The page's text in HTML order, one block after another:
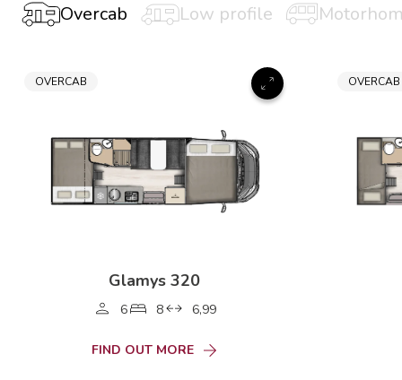
Overcab Low profile
OVERCAB
Glamys 320
6 8 6,99
FIND OUT MORE
OVERCAB